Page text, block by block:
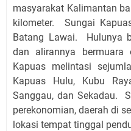
masyarakat Kalimantan
kilometer. Sungai
Batang Lawai. Hulunya
dan alirannya
Kapuas melintasi
Kapuas Hulu, Kubu
Sanggau, dan Sekadau.
perekonomian, daerah di
lokasi tempat tinggal